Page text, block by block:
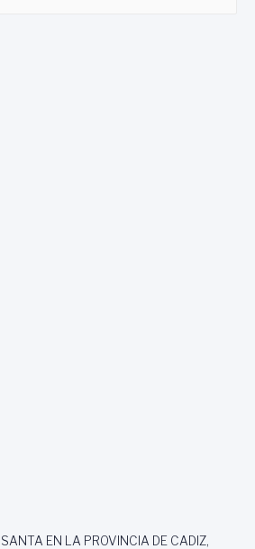
EN LA PROVINCIA DE CADIZ,